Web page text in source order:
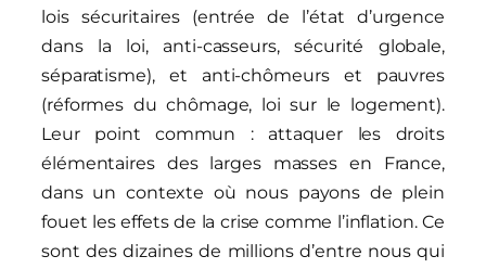
lois sécuritaires (entrée de l’état d’urgence
dans la loi, anti-casseurs, sécurité globale,
séparatisme), et anti-chômeurs et pauvres
(réformes du chômage, loi sur le logement).
Leur point commun : attaquer les droits
élémentaires des larges masses en France,
dans un contexte où nous payons de plein
fouet les effets de la crise comme l’inflation. Ce
sont des dizaines de millions d’entre nous qui